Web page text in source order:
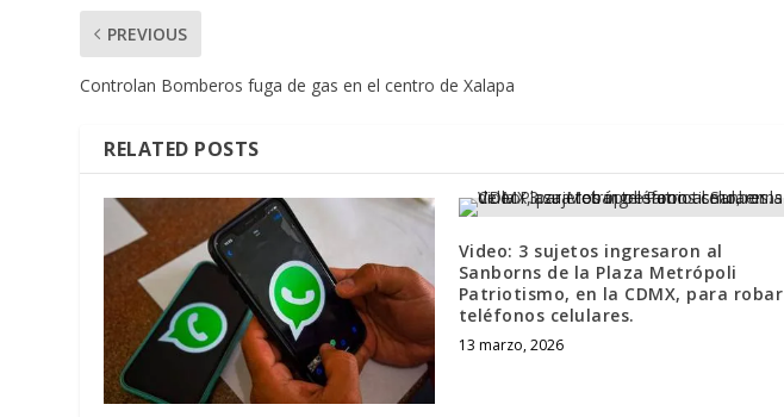
PREVIOUS
Controlan Bomberos fuga de gas en el centro de Xalapa
RELATED POSTS
Video: 3 sujetos ingresaron al
Sanborns de la Plaza Metrópoli
Patriotismo, en la CDMX, para robar
teléfonos celulares.
13 marzo, 2026